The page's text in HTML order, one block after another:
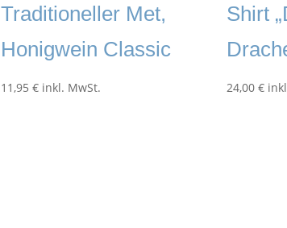
Traditioneller Met,
Honigwein Classic
11,95€ inkl. MwSt.
Shirt
24,00€